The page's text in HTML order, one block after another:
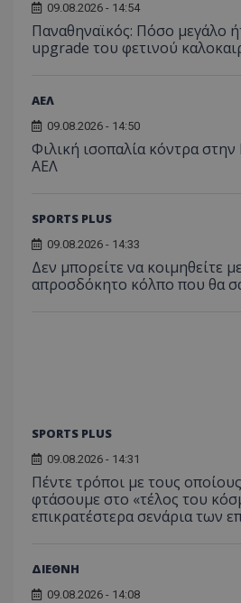
09.08.2026 - 14:54
Παναθηναϊκός: Πόσο μεγάλο
upgrade του φετινού
ΑΕΛ
09.08.2026 - 14:50
Φιλική ισοπαλία κόντρα στην
ΑΕΛ
SPORTS PLUS
09.08.2026 - 14:33
Δεν μπορείτε να κοιμηθείτε
απροσδόκητο κόλπο που θα
SPORTS PLUS
09.08.2026 - 14:31
Πέντε τρόποι με τους
φτάσουμε στο «τέλος του
επικρατέστερα σενάρια των
ΔΙΕΘΝΗ
09.08.2026 - 14:08